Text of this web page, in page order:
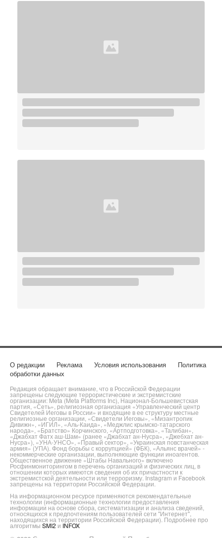
О редакции Реклама Условия использования
Политика
обработки данных
Редакция обращает внимание, что в Российской Федерации
запрещены следующие террористические и экстремистские
организации: Meta (Meta Platforms Inc), Национал-Большевистская
партия, «Сеть», религиозная организация «Управленческий центр
Свидетелей Иеговы в России» и входящие в ее структуру местные
религиозные организации, «Свидетели Иеговы», «Мизантропик
Дивижн», «ИГИЛ», «Аль-Каида», «Меджлис крымско-татарского
народа», «Братство» Корчинского, «Артподготовка», «Талибан»,
«Джабхат Фатх аш-Шам» (ранее «Джабхат ан-Нусра», «Джебхат ан-
Нусра»), «УНА-УНСО», «Правый сектор», «Украинская повстанческая
армия» (УПА). Фонд борьбы с коррупцией» (ФБК), «Альянс врачей» -
некоммерческие организации, выполняющие функции иноагентов.
Общественное движение «Штабы Навального» включено
Росфинмониторингом в перечень организаций и физических лиц, в
отношении которых имеются сведения об их причастности к
экстремистской деятельности или терроризму. Instagram и Facebook
запрещены на территории Российской Федерации.
На информационном ресурсе применяются рекомендательные
технологии (информационные технологии предоставления
информации на основе сбора, систематизации и анализа сведений,
относящихся к предпочтениям пользователей сети "Интернет",
находящихся на территории Российской Федерации). Подробнее про
алгоритмы SMI2 и INFOX